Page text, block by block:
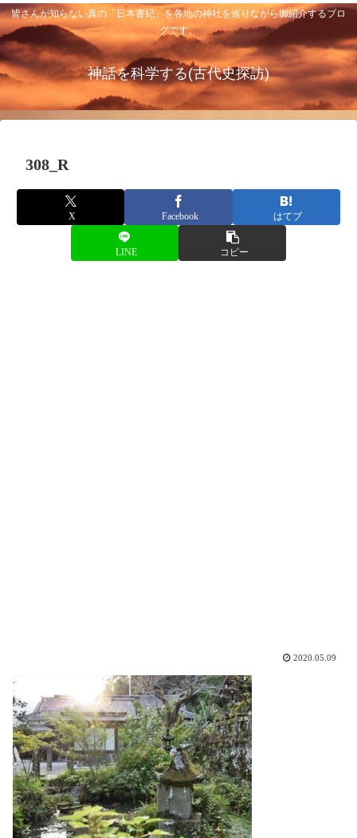
皆さんが知らない真の「日本書紀」を各地の神社を巡りながら御紹介するブロ
グです。
神話を科学する(古代史探訪)
308_R
X Facebook はてブ
LINE コピー
2020.05.09